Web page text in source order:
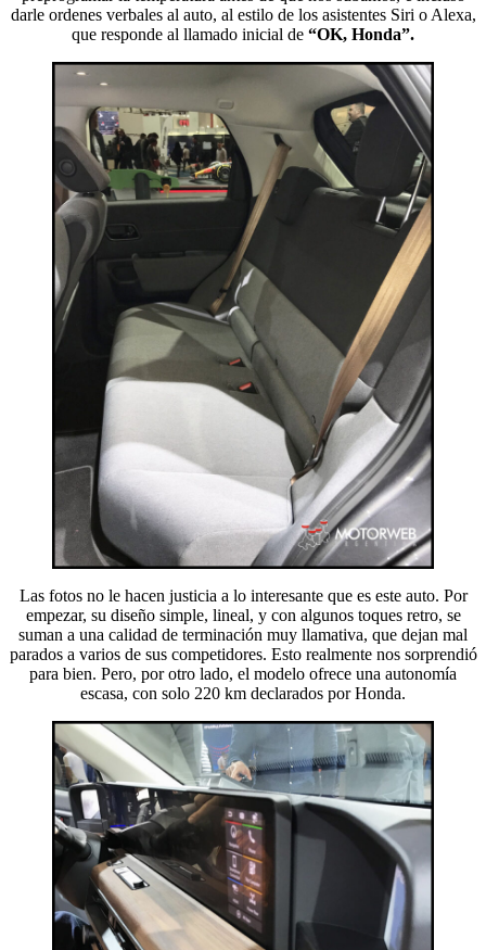
darle ordenes verbales al auto, al estilo de los asistentes Siri o Alexa,
que responde al llamado inicial de “OK, Honda”.
Las fotos no le hacen justicia a lo interesante que es este auto. Por
empezar, su diseño simple, lineal, y con algunos toques retro, se
suman a una calidad de terminación muy llamativa, que dejan mal
parados a varios de sus competidores. Esto realmente nos sorprendió
para bien. Pero, por otro lado, el modelo ofrece una autonomía
escasa, con solo 220 km declarados por Honda.